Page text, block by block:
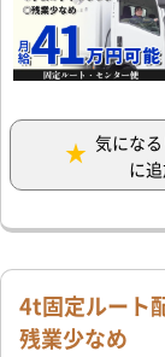
気にな
に
4t固定ルート
残業少なめ